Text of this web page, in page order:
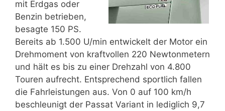
mit Erdgas oder
Benzin betrieben,
besagte 150 PS.
Bereits ab 1.500 U/min entwickelt der Motor ein
Drehmoment von kraftvollen 220 Newtonmetern
und hält es bis zu einer Drehzahl von 4.800
Touren aufrecht. Entsprechend sportlich fallen
die Fahrleistungen aus. Von 0 auf 100 km/h
beschleunigt der Passat Variant in lediglich 9,7